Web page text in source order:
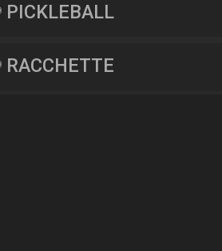
PICKLEBALL
RACCHETTE